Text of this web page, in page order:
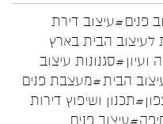
פנים#עיצוב דירת
לעיצוב הבית בארץ
ועיון #סגנונות עיצוב
הבית#מעצבת פנים
#תכנון ושיפוץ דירות
#עיצוב פנים